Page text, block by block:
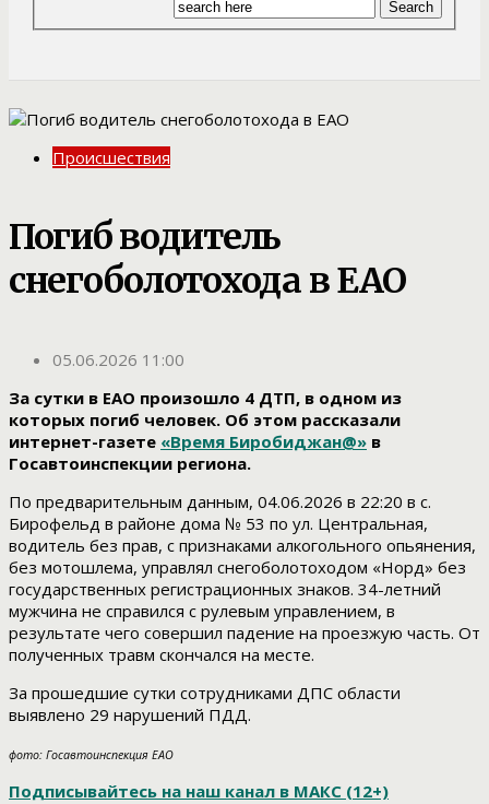
Происшествия
Погиб водитель
снегоболотохода в ЕАО
05.06.2026 11:00
За сутки в ЕАО произошло 4 ДТП, в одном из
которых погиб человек. Об этом рассказали
интернет-газете «Время Биробиджан@» в
Госавтоинспекции региона.
По предварительным данным, 04.06.2026 в 22:20 в с.
Бирофельд в районе дома № 53 по ул. Центральная,
водитель без прав, с признаками алкогольного опьянения,
без мотошлема, управлял снегоболотоходом «Норд» без
государственных регистрационных знаков. 34-летний
мужчина не справился с рулевым управлением, в
результате чего совершил падение на проезжую часть. От
полученных травм скончался на месте.
За прошедшие сутки сотрудниками ДПС области
выявлено 29 нарушений ПДД.
фото: Госавтоинспекция ЕАО
Подписывайтесь на наш канал в МАКС (12+)